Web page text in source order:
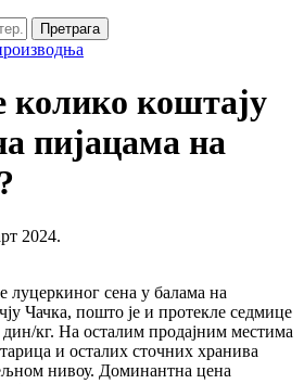
Претрага
колико коштају
пијацама на
2024.
луцеркиног сена у балама на
Чачка, пошто је и протекле седмице
кг. На осталим продајним местима
и осталих сточних хранива
нивоу. Доминантна цена